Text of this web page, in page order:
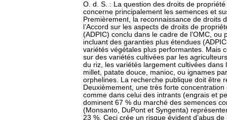
O. d. S. : La question des droits de
concerne principalement les semences et
Premièrement, la reconnaissance de droits
l’Accord sur les aspects de droits de
(ADPIC) conclu dans le cadre de l’OMC,
incluant des garanties plus étendues
variétés végétales plus performantes. Mais
sur des variétés cultivées par les
du riz, les variétés largement cultivées
millet, patate douce, manioc, ou ignames
orphelines. La recherche publique doit être
Deuxièmement, une très forte
comme dans celui des intrants (engrais et
dominent 67 % du marché des semences
(Monsanto, DuPont et Syngenta)
23 %. Ceci crée un risque évident d’abus